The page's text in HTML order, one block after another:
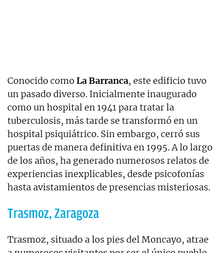
Conocido como La Barranca, este edificio tuvo
un pasado diverso. Inicialmente inaugurado
como un hospital en 1941 para tratar la
tuberculosis, más tarde se transformó en un
hospital psiquiátrico. Sin embargo, cerró sus
puertas de manera definitiva en 1995. A lo largo
de los años, ha generado numerosos relatos de
experiencias inexplicables, desde psicofonías
hasta avistamientos de presencias misteriosas.
Trasmoz, Zaragoza
Trasmoz, situado a los pies del Moncayo, atrae